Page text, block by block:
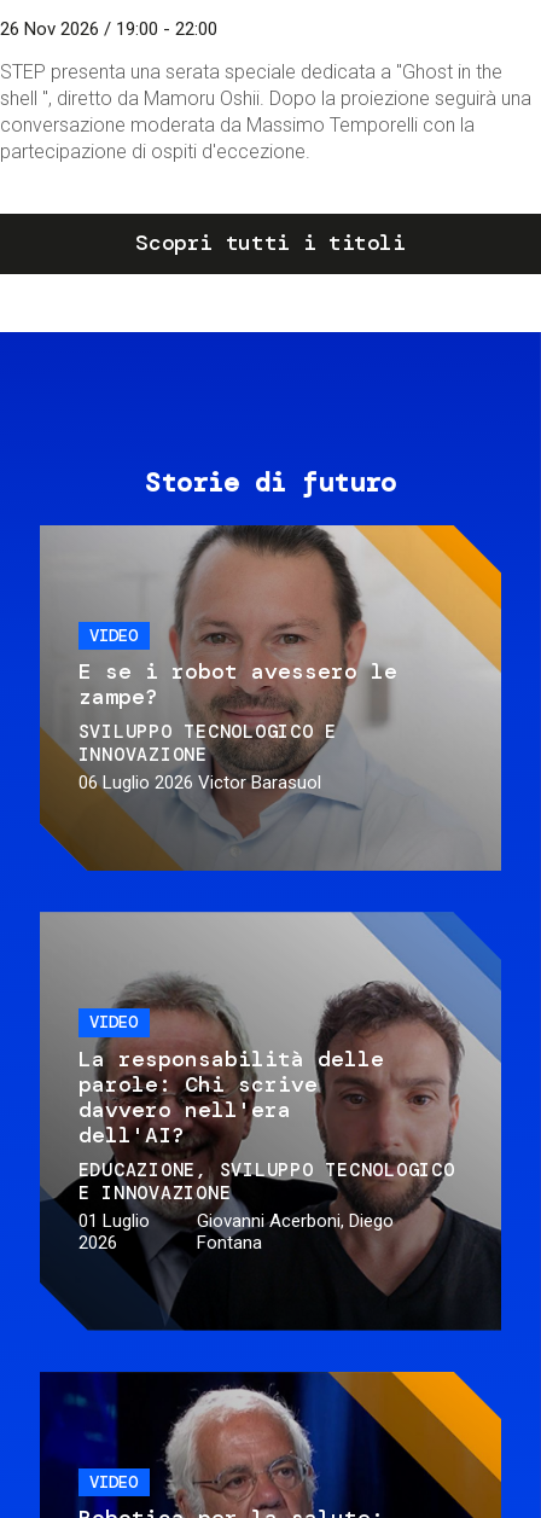
26 Nov 2026 / 19:00 - 22:00
STEP presenta una serata speciale dedicata a "Ghost in the
shell ", diretto da Mamoru Oshii. Dopo la proiezione seguirà una
conversazione moderata da Massimo Temporelli con la
partecipazione di ospiti d'eccezione.
Scopri tutti i titoli
Storie di futuro
VIDEO
E se i robot avessero le
zampe?
SVILUPPO TECNOLOGICO E
INNOVAZIONE
06 Luglio 2026 Victor Barasuol
VIDEO
La responsabilità delle
parole: Chi scrive
davvero nell'era
dell'AI?
EDUCAZIONE
SVILUPPO TECNOLOGICO
E INNOVAZIONE
01 Luglio
2026
Giovanni Acerboni, Diego
Fontana
VIDEO